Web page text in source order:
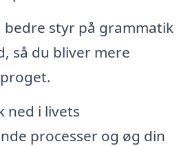
bedre styr på grammatik
så du bliver mere
ned i livets
processer og øg din